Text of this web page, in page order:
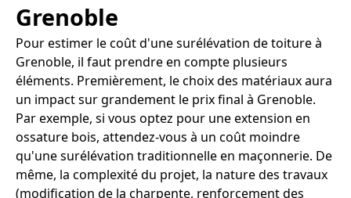
Grenoble
Pour estimer le coût d'une surélévation de toiture à
Grenoble, il faut prendre en compte plusieurs
éléments. Premièrement, le choix des matériaux aura
un impact sur grandement le prix final à Grenoble.
Par exemple, si vous optez pour une extension en
ossature bois, attendez-vous à un coût moindre
qu'une surélévation traditionnelle en maçonnerie. De
même, la complexité du projet, la nature des travaux
(modification de la charpente, renforcement des